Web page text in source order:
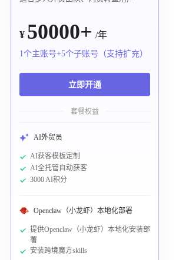
¥ 50000+ /年
1个主账号+5个子账号（支持扩充）
立即开通
套餐权益
AI外贸员
AI获客模板定制
AI全托管自动获客
3000 AI积分
Openclaw（小龙虾）本地化部署
提供Openclaw（小龙虾）本地化安装部
署
安装跨境魔方skills